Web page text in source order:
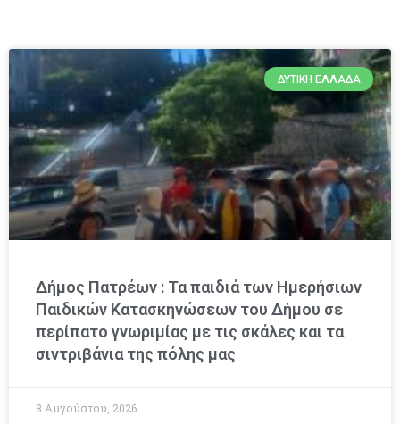
ΔΥΤΙΚΉ ΕΛΛΆΔΑ
Δήμος Πατρέων : Τα παιδιά των Ημερήσιων
Παιδικών Κατασκηνώσεων του Δήμου σε
περίπατο γνωριμίας με τις σκάλες και τα
σιντριβάνια της πόλης μας
8 Αυγούστου, 2026